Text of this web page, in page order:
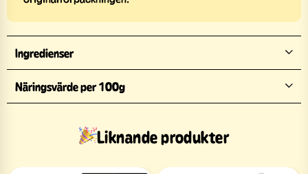
Ingredienser
Näringsvärde per 100g
Liknande produkter